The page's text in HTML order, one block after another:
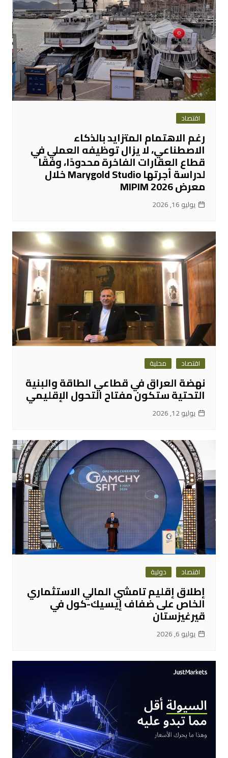
اقتصاد
رغم الاهتمام المتزايد بالذكاء
الاصطناعي، لا يزال توظيفه العملي في
قطاع العقارات الفاخرة محدودًا، وفقًا
لدراسة أجرتها Marygold Studio خلال
معرض MIPIM 2026
يوليو 16, 2026
اقتصاد محلية
نهضة العراق في قطاعي الطاقة والبنية
التحتية ستكون مفتاح التحول الإقليمي
يوليو 12, 2026
اقتصاد دولية
إطلاق إقليم تامشي المالي الاستثماري
الخاص على ضفاف إيسيك-كول في
قيرغيزستان
يوليو 6, 2026